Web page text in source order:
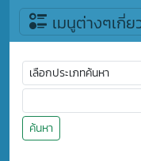
เมนูต่างๆเกี่
ค้นหา